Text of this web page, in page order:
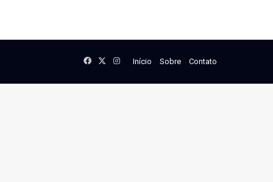
Início Sobre Contato
Facebook
X Instagram